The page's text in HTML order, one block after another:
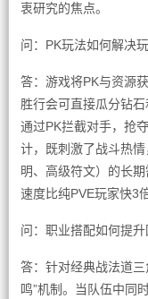
衷研究的焦点。
问：PK玩法如何解决
答：游戏将PK与资源
胜行会可直接瓜分钻
通过PK拦截对手，抢
计，既刺激了战斗热
明、高级符文）的长
速度比纯PVE玩家快3
问：职业搭配如何提升
答：针对经典战法道
鸣”机制。当队伍中同